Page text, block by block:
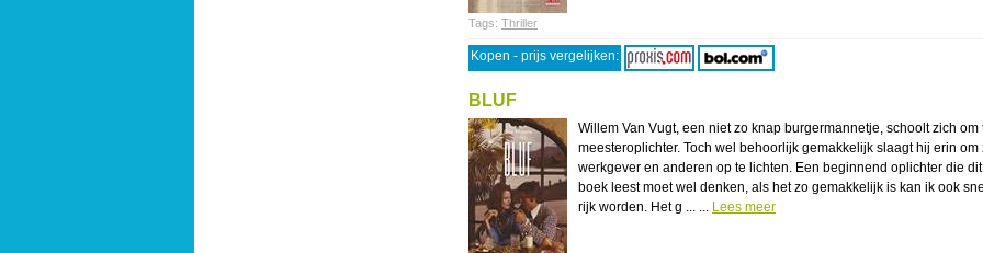
Tags: Thriller
Kopen - prijs vergelijken:
BLUF
Willem Van Vugt, een niet zo knap burgermannetje, schoolt zich om
meesteroplichter. Toch wel behoorlijk gemakkelijk slaagt hij erin om
werkgever en anderen op te lichten. Een beginnend oplichter die dit
boek leest moet wel denken, als het zo gemakkelijk is kan ik ook snel
rijk worden. Het g ... ... Lees meer